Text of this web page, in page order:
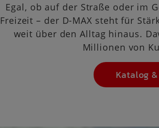
Egal, ob auf der Straße oder im
Freizeit – der D-MAX steht für
weit über den Alltag hinaus.
Millionen von
Katalog